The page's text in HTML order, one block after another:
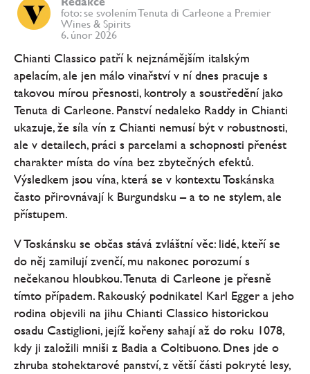
foto: se svolením Tenuta di Carleone a Premier
Wines & Spirits
6. únor 2026
Chianti Classico patří k nejznámějším italským
apelacím, ale jen málo vinařství v ní dnes pracuje s
takovou mírou přesnosti, kontroly a soustředění jako
Tenuta di Carleone. Panství nedaleko Raddy in Chianti
ukazuje, že síla vín z Chianti nemusí být v robustnosti,
ale v detailech, práci s parcelami a schopnosti přenést
charakter místa do vína bez zbytečných efektů.
Výsledkem jsou vína, která se v kontextu Toskánska
často přirovnávají k Burgundsku – a to ne stylem, ale
přístupem.
V Toskánsku se občas stává zvláštní věc: lidé, kteří se
do něj zamilují zvenčí, mu nakonec porozumí s
nečekanou hloubkou. Tenuta di Carleone je přesně
tímto případem. Rakouský podnikatel Karl Egger a jeho
rodina objevili na jihu Chianti Classico historickou
osadu Castiglioni, jejíž kořeny sahají až do roku 1078,
kdy ji založili mniši z Badia a Coltibuono. Dnes jde o
zhruba stohektarové panství, z větší části pokryté lesy,